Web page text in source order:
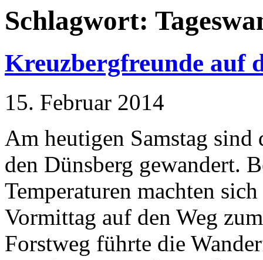
Schlagwort:
Kreuzbergfreunde auf
15. Februar 2014
Am heutigen Samstag
den Dünsberg gewandert.
Temperaturen machten
Vormittag auf den Weg
Forstweg führte die